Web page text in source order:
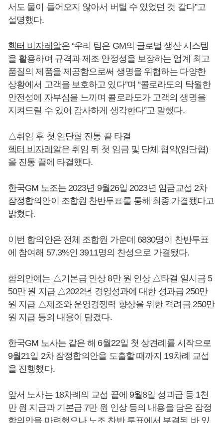
서도 물이 들어오지 않아서 버틸 수 있었던 것 같다”고
설명했다.
헥터 비자레알은 “우리 팀은 GM의 글로벌 생산 시스템
을 활용하여 규격과 제조 안정성을 보장하는 업계 최고
품질의 제품을 제공함으로써 생명을 위협하는 다양한
상황에서 고객을 보호하고 있다”며 “콜로라도의 탁월한
안전성에 자부심을 느끼며 콜로라도가 고객의 생명을
지켜드릴 수 있어 감사하게 생각한다”고 말했다.
△취임 후 첫 임단협 진통 끝 타결
헥터 비자레알은 취임 뒤 첫 임금 및 단체 협약(임단협)
을 진통 끝에 타결했다.
한국GM 노조는 2023년 9월26일 2023년 임금교섭 2차
잠정합의안이 조합원 찬반투표를 통해 최종 가결됐다고
밝혔다.
이번 합의안은 전체 조합원 가운데 6830명이 찬반투표
에 참여해 57.3%인 3911명의 찬성으로 가결됐다.
합의안에는 △기본급 인상 8만 원 인상 △타결 일시금 5
50만 원 지급 △2022년 경영성과에 대한 성과급 250만
원 지급 △제조와 운영경쟁력 향상을 위한 격려금 250만
원 지급 등의 내용이 담겼다.
한국GM 노사는 같은 해 6월22일 첫 상견례를 시작으로
9월21일 2차 잠정합의안을 도출할 때까지 19차례 교섭
을 진행했다.
앞서 노사는 18차례의 교섭 끝에 9월8일 성과급 등 1천
만 원 지급과 기본급 7만 원 인상 등의 내용을 담은 잠정
합의안을 마련했으나 노조 찬반 투표에서 부결된 바 있